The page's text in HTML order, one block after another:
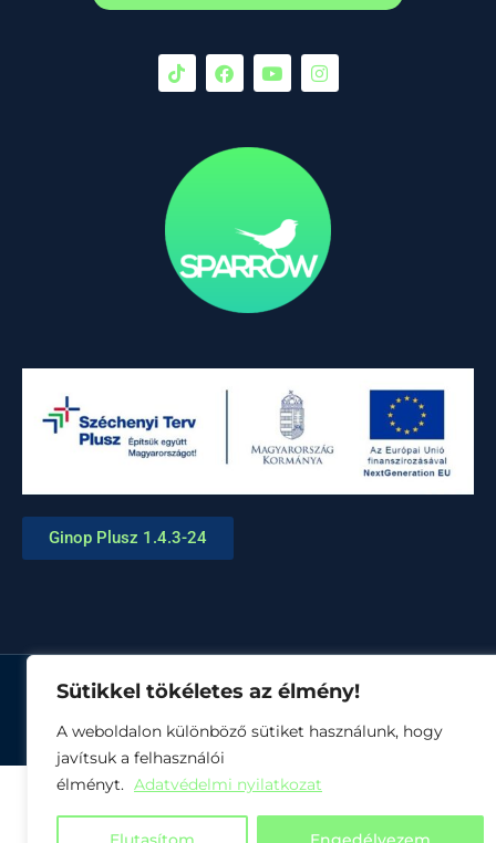
Sütikkel tökéletes az élmény!
A weboldalon különböző sütiket használunk, hogy
javítsuk a felhasználói
élményt. Adatvédelmi nyilatkozat
Ginop Plusz 1.4.3-24